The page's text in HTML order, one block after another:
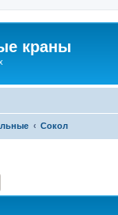
краны
Сокол